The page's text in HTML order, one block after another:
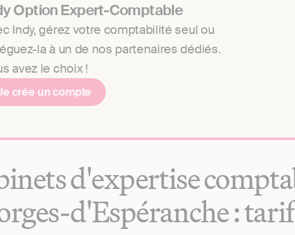
Option Expert-Comptable
Indy, gérez votre comptabilité seul ou
la à un de nos partenaires dédiés.
avez le choix !
crée un compte
d'expertise
d'Espéranche :